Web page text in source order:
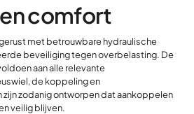
comfort
met betrouwbare hydraulische
beveiliging tegen overbelasting. De
aan alle relevante
de koppeling en
zodanig ontworpen dat aankoppelen
veilig blijven.